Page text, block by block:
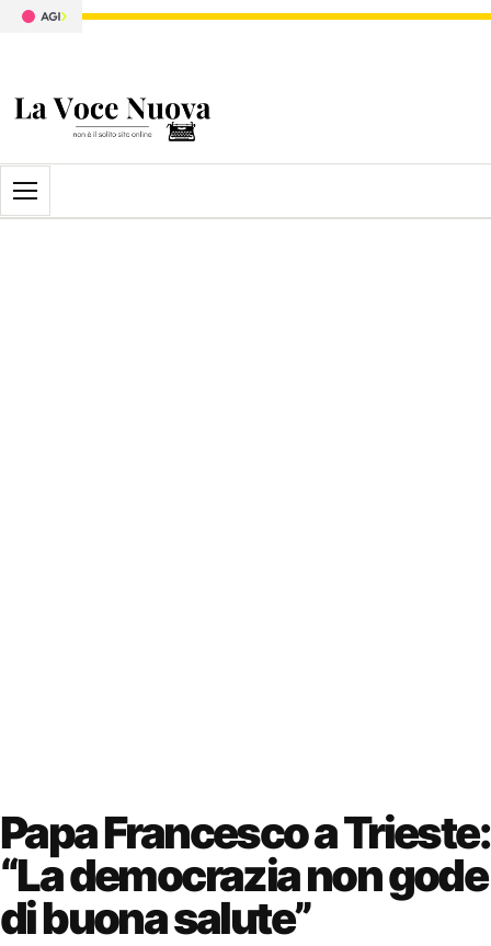
Apri il menu
Papa Francesco a Trieste:
“La democrazia non gode
di buona salute”